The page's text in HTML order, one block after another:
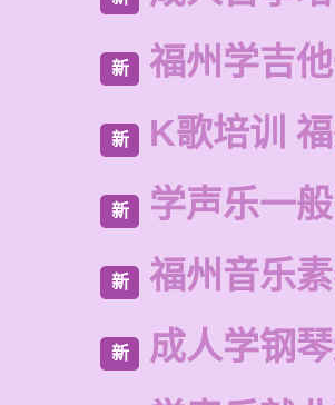
新 福州学吉
新 K歌培训
新 学声乐一
新 福州音乐
新
成人学钢